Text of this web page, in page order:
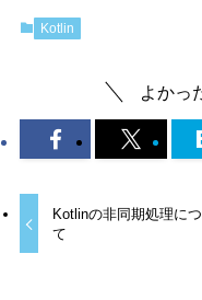
Kotlin
よかっ
Kotlinの非同期処理に
て